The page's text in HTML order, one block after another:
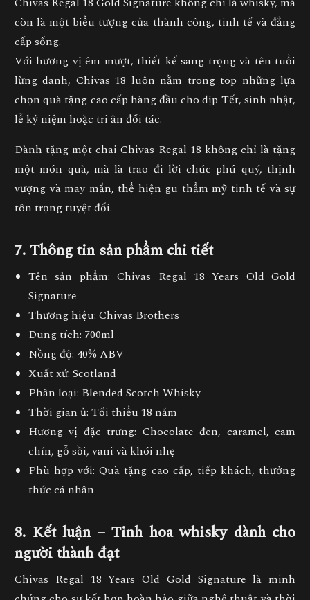
còn làmột biểu tượng của thành công, tinh tế và đẳng
cấp sống.
Với hương vị êm mượt, thiết kế sang trọng và tên tuổi
lừng danh, Chivas 18 luôn nằm trong top những lựa
chọn quà tặng cao cấp hàng đầu cho dịp Tết, sinh nhật,
lễ kỷ niệm hoặc tri ân đối tác.
Dành tặng một chai Chivas Regal 18 không chỉ là tặng
một món quà, mà làtrao đi lời chúc phú quý, thịnh
vượng và may mắn, thể hiện gu thẩm mỹ tinh tế và sự
tôn trọng tuyệt đối.
7. Thông tin sản phẩm chi tiết
Tên sản phẩm: Chivas Regal 18 Years Old Gold
Signature
Thương hiệu: Chivas Brothers
Dung tích: 700ml
Nồng độ: 40% ABV
Xuất xứ: Scotland
Phân loại: Blended Scotch Whisky
Thời gian ủ: Tối thiểu 18 năm
Hương vị đặc trưng: Chocolate đen, caramel, cam
chín, gỗ sồi, vani và khói nhẹ
Phù hợp với: Quà tặng cao cấp, tiếp khách, thưởng
thức cá nhân
8. Kết luận – Tinh hoa whisky dành cho
người thành đạt
Chivas Regal 18 Years Old Gold Signature là minh